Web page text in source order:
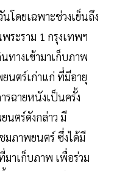
โดยเฉพาะช่วงเย็นถึง
ระราม 1 กรุงเทพฯ
ทางเข้ามาเก็บภาพ
ยนตร์เก่าแก่ ที่มีอายุ
รฉายหนังเป็นครั้ง
นตร์ดังกล่าว มี
มภาพยนตร์ ซึ่งได้มี
าเก็บภาพ เพื่อร่วม